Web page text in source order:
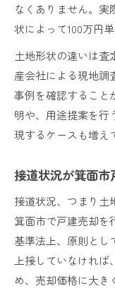
なくありません。実
状によって100万円
土地形状の違いは査
産会社による現地調
事例を確認すること
明や、用途提案を行
現するケースも増え
接道状況が箕面
接道状況、つまり土
箕面市で戸建売却を
基準法上、原則とし
上接していなけれ
め、売却価格に大き